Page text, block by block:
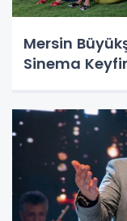
Mersin
Sinema